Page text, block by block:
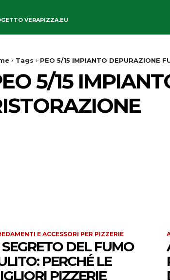
VERAPIZZA.EU
Tags PEO 5/15 IMPIANTO DEPURAZIONE
5/15
E ACCESSORI PER PIZZERIE
SEGRETO DEL FUMO
PERCHÉ LE
PIZZERIE